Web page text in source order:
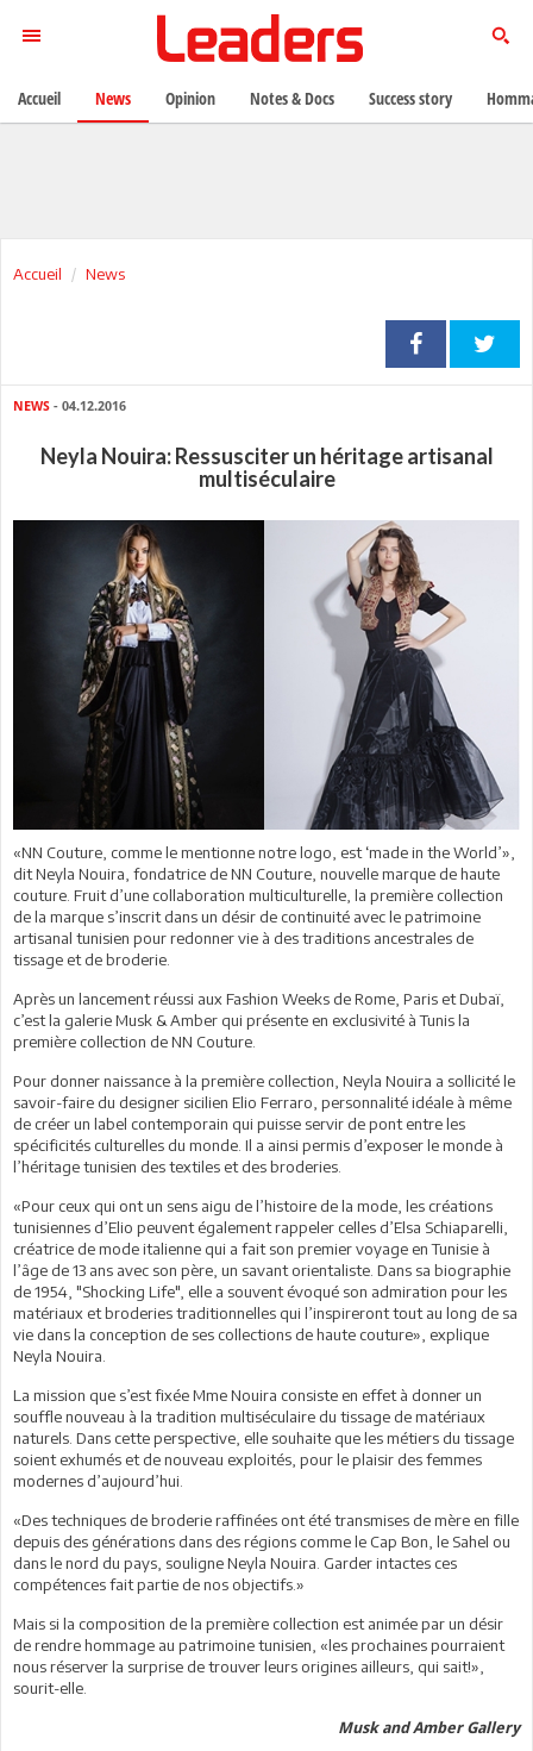
Accueil News
NEWS - 04.12.2016
Neyla Nouira: Ressusciter un héritage artisanal
multiséculaire
«NN Couture, comme le mentionne notre logo, est ‘made in the World’»,
dit Neyla Nouira, fondatrice de NN Couture, nouvelle marque de haute
couture. Fruit d’une collaboration multiculturelle, la première collection
de la marque s’inscrit dans un désir de continuité avec le patrimoine
artisanal tunisien pour redonner vie à des traditions ancestrales de
tissage et de broderie.
Après un lancement réussi aux Fashion Weeks de Rome, Paris et Dubaï,
c’est la galerie Musk & Amber qui présente en exclusivité à Tunis la
première collection de NN Couture.
Pour donner naissance à la première collection, Neyla Nouira a sollicité le
savoir-faire du designer sicilien Elio Ferraro, personnalité idéale à même
de créer un label contemporain qui puisse servir de pont entre les
spécificités culturelles du monde. Il a ainsi permis d’exposer le monde à
l’héritage tunisien des textiles et des broderies.
«Pour ceux qui ont un sens aigu de l’histoire de la mode, les créations
tunisiennes d’Elio peuvent également rappeler celles d’Elsa Schiaparelli,
créatrice de mode italienne qui a fait son premier voyage en Tunisie à
l’âge de 13 ans avec son père, un savant orientaliste. Dans sa biographie
de 1954, "Shocking Life", elle a souvent évoqué son admiration pour les
matériaux et broderies traditionnelles qui l’inspireront tout au long de sa
vie dans la conception de ses collections de haute couture», explique
Neyla Nouira.
La mission que s’est fixée Mme Nouira consiste en effet à donner un
souffle nouveau à la tradition multiséculaire du tissage de matériaux
naturels. Dans cette perspective, elle souhaite que les métiers du tissage
soient exhumés et de nouveau exploités, pour le plaisir des femmes
modernes d’aujourd’hui.
«Des techniques de broderie raffinées ont été transmises de mère en fille
depuis des générations dans des régions comme le Cap Bon, le Sahel ou
dans le nord du pays, souligne Neyla Nouira. Garder intactes ces
compétences fait partie de nos objectifs.»
Mais si la composition de la première collection est animée par un désir
de rendre hommage au patrimoine tunisien, «les prochaines pourraient
nous réserver la surprise de trouver leurs origines ailleurs, qui sait!»,
sourit-elle.
Musk and Amber Gallery
Accueil News Opinion Notes & Docs Success story